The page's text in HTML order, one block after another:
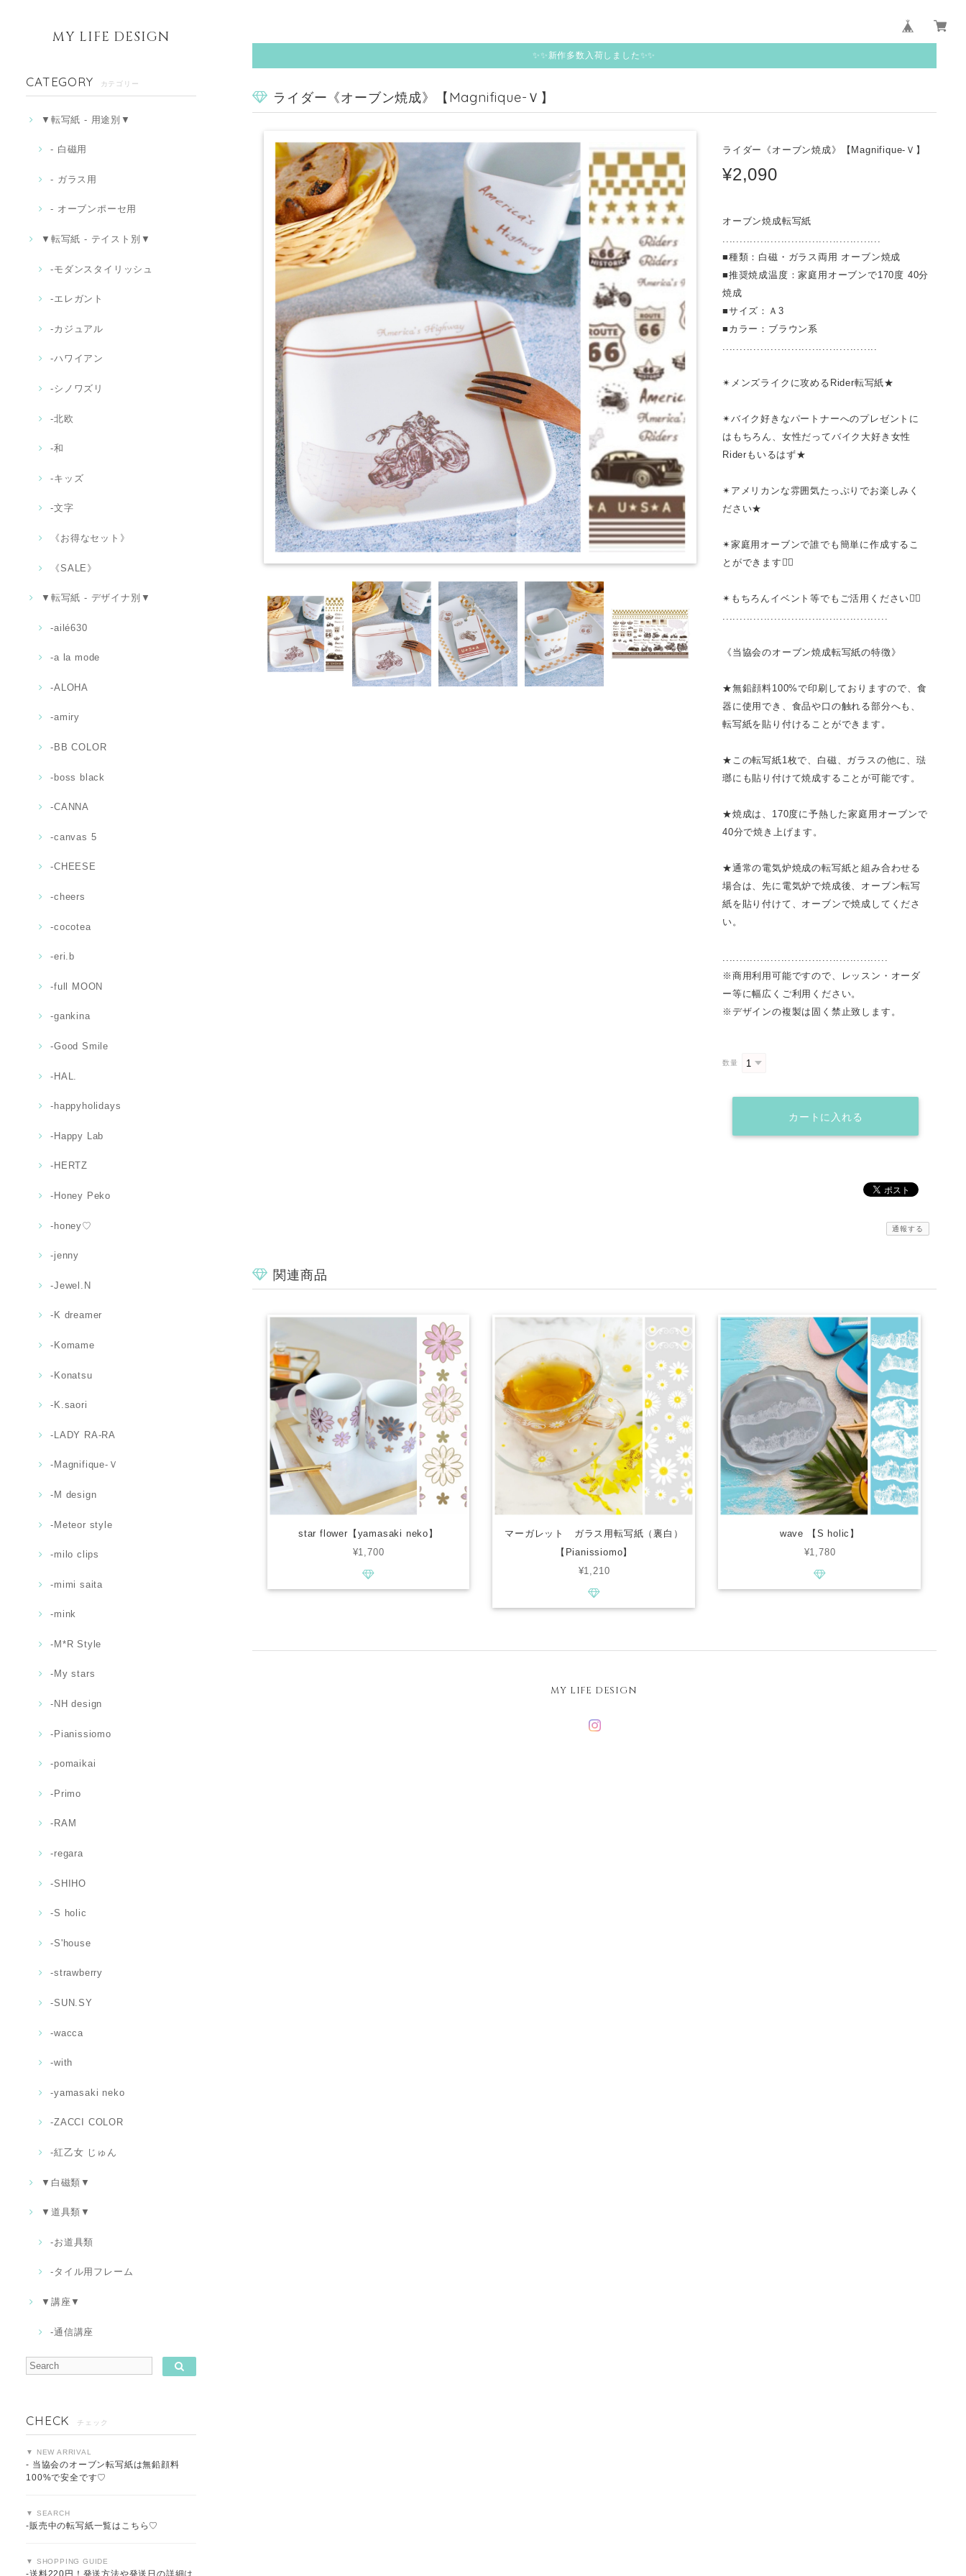
MY LIFE DESIGN
CATEGORY カテゴリー
▼転写紙 - 用途別▼
- 白磁用
- ガラス用
- オーブンポーセ用
▼転写紙 - テイスト別▼
-モダンスタイリッシュ
‐エレガント
‐カジュアル
‐ハワイアン
-シノワズリ
-北欧
‐和
-キッズ
‐文字
《お得なセット》
《SALE》
▼転写紙 - デザイナ別▼
-ailé630
-a la mode
-ALOHA
-amiry
-BB COLOR
-boss black
-CANNA
-canvas 5
-CHEESE
-cheers
-cocotea
-eri.b
-full MOON
-gankina
-Good Smile
-HAL.
-happyholidays
-Happy Lab
-HERTZ
-Honey Peko
-honey♡
-jenny
-Jewel.N
-K dreamer
-Komame
-Konatsu
-K.saori
-LADY RA-RA
-Magnifique-Ｖ
-M design
-Meteor style
-milo clips
-mimi saita
-mink
-M*R Style
-My stars
-NH design
-Pianissiomo
-pomaikai
-Primo
-RAM
-regara
-SHIHO
-S holic
-S'house
-strawberry
-SUN.SY
-wacca
-with
-yamasaki neko
-ZACCI COLOR
-紅乙女 じゅん
▼白磁類▼
▼道具類▼
‐お道具類
-タイル用フレーム
▼講座▼
-通信講座
CHECK チェック
▼ NEW ARRIVAL
- 当協会のオーブン転写紙は無鉛顔料
100%で安全です♡
▼ SEARCH
-販売中の転写紙一覧はこちら♡
▼ SHOPPING GUIDE
-送料220円！発送方法や発送日の詳細は
✨✨新作多数入荷しました✨✨
ライダー《オーブン焼成》【Magnifique-Ｖ】
ライダー《オーブン焼成》【Magnifique-Ｖ】
¥2,090
オーブン焼成転写紙
..............................................
■種類：白磁・ガラス両用 オーブン焼成
■推奨焼成温度：家庭用オーブンで170度 40分
焼成
■サイズ：Ａ3
■カラー：ブラウン系
.............................................
✴︎メンズライクに攻めるRider転写紙★
✴︎バイク好きなパートナーへのプレゼントに
はもちろん、女性だってバイク大好き女性
Riderもいるはず★
✴︎アメリカンな雰囲気たっぷりでお楽しみく
ださい★
✴︎家庭用オーブンで誰でも簡単に作成するこ
とができます◡̈⃝
✴︎もちろんイベント等でもご活用ください◡̈⃝
................................................
《当協会のオーブン焼成転写紙の特徴》
★無鉛顔料100%で印刷しておりますので、食
器に使用でき、食品や口の触れる部分へも、
転写紙を貼り付けることができます。
★この転写紙1枚で、白磁、ガラスの他に、琺
瑯にも貼り付けて焼成することが可能です。
★焼成は、170度に予熱した家庭用オーブンで
40分で焼き上げます。
★通常の電気炉焼成の転写紙と組み合わせる
場合は、先に電気炉で焼成後、オーブン転写
紙を貼り付けて、オーブンで焼成してくださ
い。
................................................
※商用利用可能ですので、レッスン・オーダ
ー等に幅広くご利用ください。
※デザインの複製は固く禁止致します。
数量
カートに入れる
通報する
関連商品
star flower【yamasaki neko】
¥1,700
マーガレット ガラス用転写紙（裏白）
【Pianissiomo】
¥1,210
wave 【S holic】
¥1,780
MY LIFE DESIGN